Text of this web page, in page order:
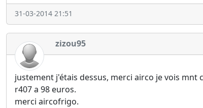
31-03-2014 21:51
zizou95
justement j'étais dessus, merci airco je vois mnt
r407 a 98 euros.
merci aircofrigo.